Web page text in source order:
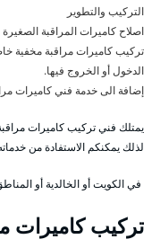
التركيب والتطوير
اصلاح كاميرات المراقبة
تركيب كاميرات مراقبة مخفية
الدخول أو الخروج فيها.
إضافة الى خدمة فني كاميرات
يمتلك فني تركيب كاميرات
لذلك يمكنكم الاستفادة من خدماته
في الكويت أو الخالدية أو المناطق
تركيب كاميرات